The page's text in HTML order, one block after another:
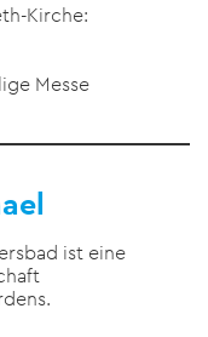
Kirche:
Messe
ist eine